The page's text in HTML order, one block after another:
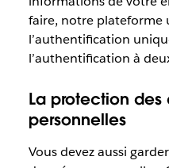
faire, notre plateforme
l’authentification
l’authentification à
La protection des
personnelles
Vous devez aussi